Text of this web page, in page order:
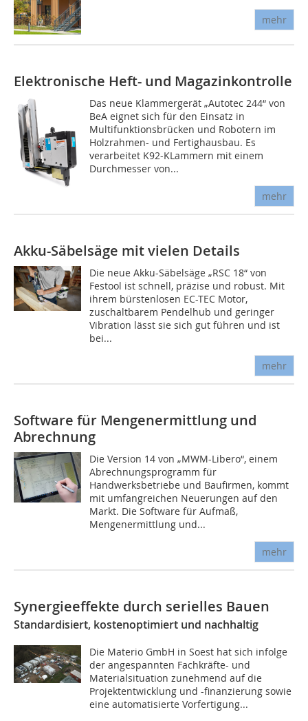
mehr
Elektronische Heft- und Magazinkontrolle
Das neue Klammergerät „Autotec 244“ von
BeA eignet sich für den Einsatz in
Multifunktionsbrücken und Robotern im
Holzrahmen- und Fertighausbau. Es
verarbeitet K92-KLammern mit einem
Durchmesser von...
mehr
Akku-Säbelsäge mit vielen Details
Die neue Akku-Säbelsäge „RSC 18“ von
Festool ist schnell, präzise und robust. Mit
ihrem bürstenlosen EC-TEC Motor,
zuschaltbarem Pendelhub und geringer
Vibration lässt sie sich gut führen und ist
bei...
mehr
Software für Mengenermittlung und
Abrechnung
Die Version 14 von „MWM-Libero“, einem
Abrechnungsprogramm für
Handwerksbetriebe und Baufirmen, kommt
mit umfangreichen Neuerungen auf den
Markt. Die Software für Aufmaß,
Mengenermittlung und...
mehr
Synergieeffekte durch serielles Bauen
Standardisiert, kostenoptimiert und nachhaltig
Die Materio GmbH in Soest hat sich infolge
der angespannten Fachkräfte- und
Materialsituation zunehmend auf die
Projektentwicklung und -finanzierung sowie
eine automatisierte Vorfertigung...